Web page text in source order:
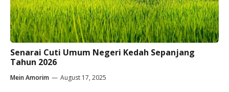
Senarai Cuti Umum Negeri Kedah Sepanjang
Tahun 2026
Mein Amorim — August 17, 2025